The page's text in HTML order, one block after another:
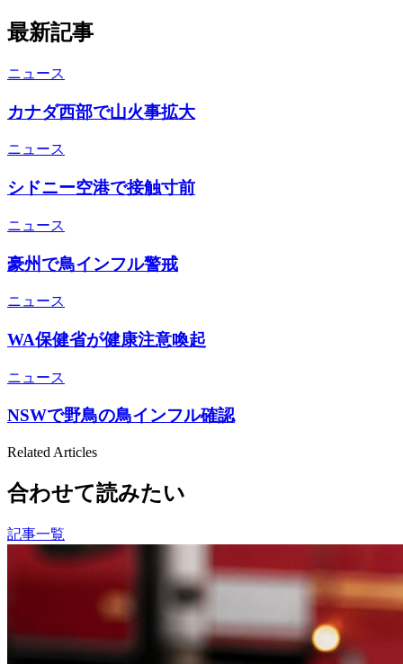
最新記事
ニュース
カナダ西部で山火事拡大
ニュース
シドニー空港で接触寸前
ニュース
豪州で鳥インフル警戒
ニュース
WA保健省が健康注意喚起
ニュース
NSWで野鳥の鳥インフル確認
Related Articles
合わせて読みたい
記事一覧